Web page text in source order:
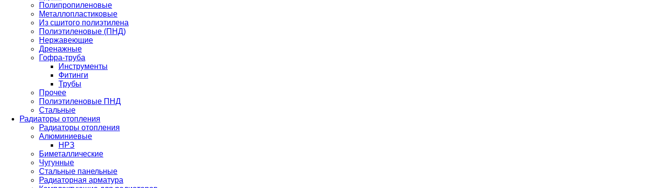
Полипропиленовые
Металлопластиковые
Из сшитого полиэтилена
Полиэтиленовые (ПНД)
Нержавеющие
Дренажные
Гофра-труба
Инструменты
Фитинги
Трубы
Прочее
Полиэтиленовые ПНД
Стальные
Радиаторы отопления
Радиаторы отопления
Алюминиевые
НРЗ
Биметаллические
Чугунные
Стальные панельные
Радиаторная арматура